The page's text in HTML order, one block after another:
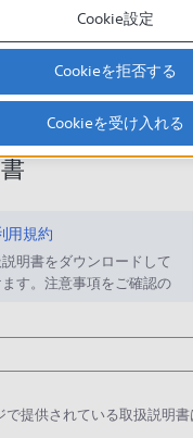
で提供されているアップデ
用規約
明書をダウンロードして
す。注意事項をご確認の
提供されている取扱説明書
Cookie設定
Cookieを拒否する
Cookieを受け入れる